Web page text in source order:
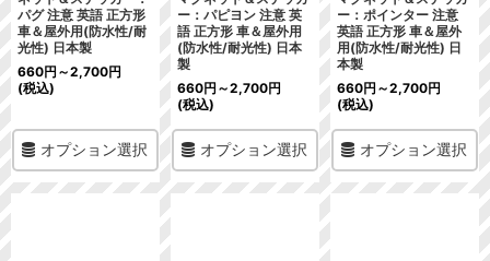
パグ 注意 英語 正方形
車＆屋外用(防水性/耐
光性) 日本製
660円 ～2,700円
(税込)
オプション選択
ー：パピヨン 注意 英
語 正方形 車＆屋外用
(防水性/耐光性) 日本
製
660円 ～2,700円
(税込)
オプション選択
ー：ポインター 注意
英語 正方形 車＆屋外
用(防水性/耐光性) 日
本製
660円 ～2,700円
(税込)
オプション選択